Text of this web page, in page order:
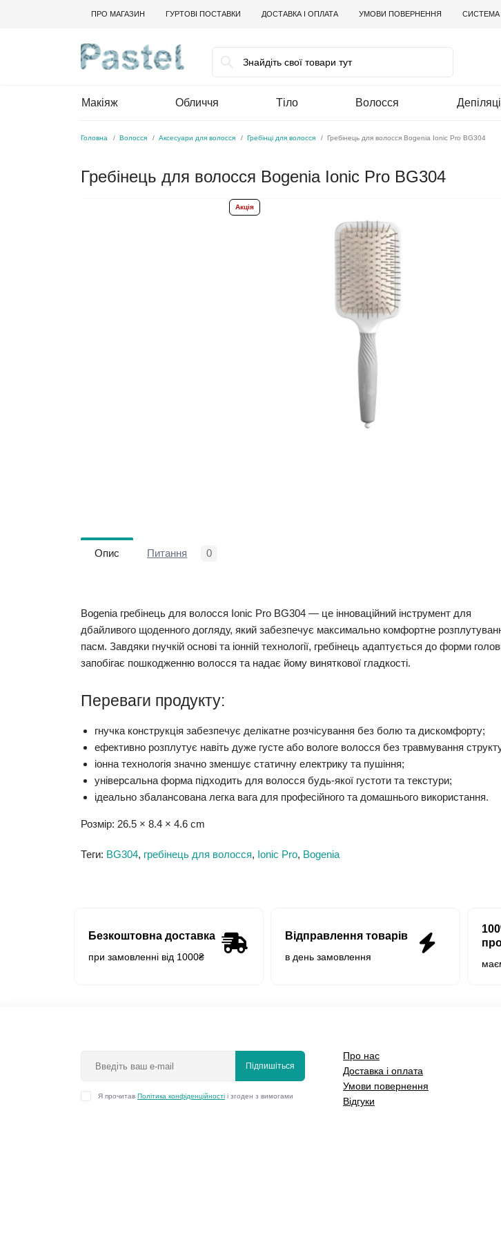
ПРО МАГАЗИН ГУРТОВІ ПОСТАВКИ ДОСТАВКА І ОПЛАТА УМОВИ ПОВЕРНЕННЯ
Макіяж Обличчя Тіло Волосся
Головна Волосся Аксесуари для волосся Гребінці для волосся Гребінець для волосся Bogenia Ionic Pro BG304
Гребінець для волосся Bogenia Ionic Pro BG304
Акція
Опис Питання 0
Bogenia гребінець для волосся Ionic Pro BG304 — це інноваційний інструмент для
дбайливого щоденного догляду, який забезпечує максимально комфортне
пасм. Завдяки гнучкій основі та іонній технології, гребінець адаптується до форми
запобігає пошкодженню волосся та надає йому виняткової гладкості.
Переваги продукту:
гнучка конструкція забезпечує делікатне розчісування без болю та дискомфорту;
ефективно розплутує навіть дуже густе або вологе волосся без травмування
іонна технологія значно зменшує статичну електрику та пушіння;
універсальна форма підходить для волосся будь-якої густоти та текстури;
ідеально збалансована легка вага для професійного та домашнього використання.
Розмір: 26.5 × 8.4 × 4.6 cm
Теги: BG304, гребінець для волосся, Ionic Pro, Bogenia
Безкоштовна доставка
при замовленні від 1000₴
Відправлення товарів
в день замовлення
Підпишіться
Я прочитав Політика конфіденційності і згоден з вимогами
Про нас
Доставка і оплата
Умови повернення
Відгуки